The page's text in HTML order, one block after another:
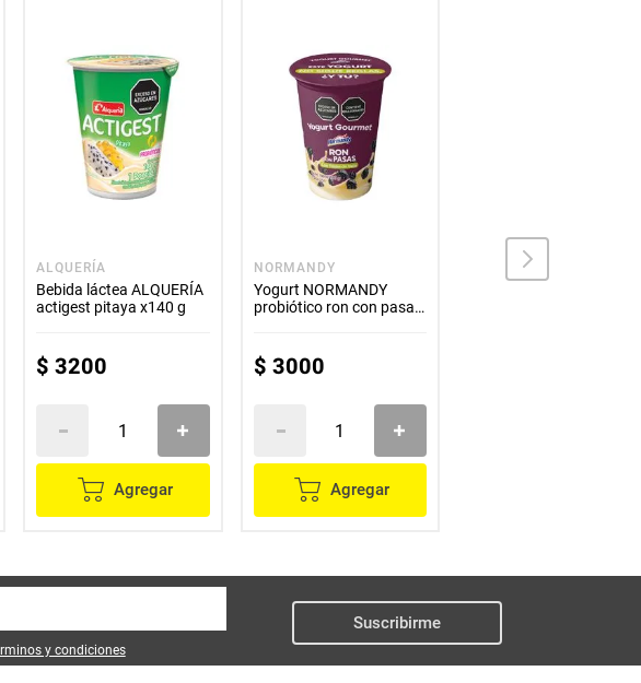
ALQUERÍA
Bebida láctea ALQUERÍA
actigest pitaya x140 g
$ 3200
Agregar
NORMANDY
Yogurt NORMANDY
probiótico ron con pasas
$ 3000
Agregar
COLANTA
y condiciones
Suscribirme